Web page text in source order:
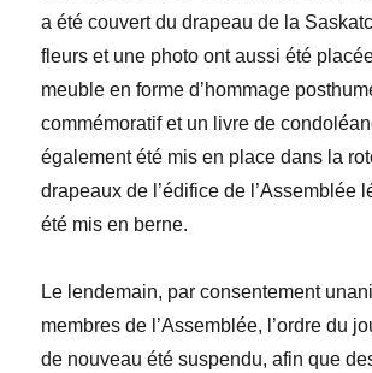
a été couvert du drapeau de la
fleurs et une photo ont aussi été
meuble en forme d’hommage
commémoratif et un livre de
également été mis en place dans la
drapeaux de l’édifice de l’Assemblée
été mis en berne.
Le lendemain, par consentement
membres de l’Assemblée, l’ordre du
de nouveau été suspendu, afin que